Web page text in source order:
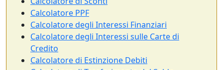
Calcolatore PPF
Calcolatore degli Interessi Finanziari
Calcolatore degli Interessi sulle Carte di
Credito
Calcolatore di Estinzione Debiti